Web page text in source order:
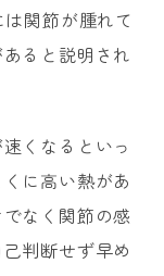
関節が腫れて
ると説明され
くなるといっ
に高い熱があ
なく関節の感
判断せず早め